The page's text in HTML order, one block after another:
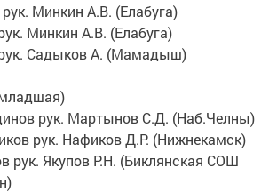
Минкин А.В. (Елабуга)
Минкин А.В. (Елабуга)
Садыков А. (Мамадыш)
рук. Мартынов С.Д. (Наб.Челны)
рук. Нафиков Д.Р. (Нижнекамск)
рук. Якупов Р.Н. (Биклянская СОШ